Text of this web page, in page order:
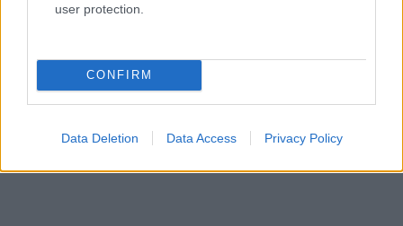
user protection.
CONFIRM
Data Deletion Data Access Privacy Policy